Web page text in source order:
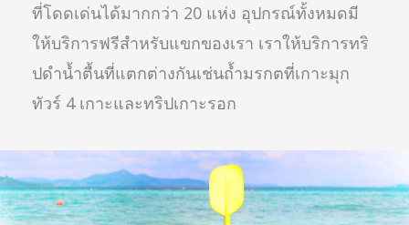
ที่โดดเด่นได้มากกว่า 20 แห่ง อุปกรณ์ทั้งหมดมี
ให้บริการฟรีสำหรับแขกของเรา เราให้บริการทริ
ปดำน้ำตื้นที่แตกต่างกันเช่นถ้ำมรกตที่เกาะมุก
ทัวร์ 4 เกาะและทริปเกาะรอก